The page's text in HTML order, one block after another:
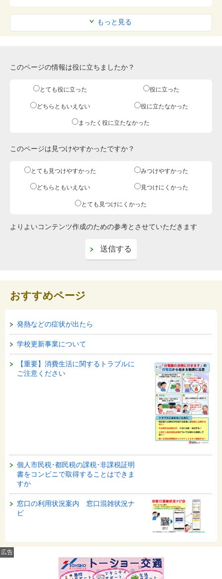
もっと見る
このページの情報は役に立ちましたか？
とても役に立った 役に立った
どちらともいえない 役に立たなかった
まったく役に立たなかった
このページは見つけやすかったですか？
とても見つけやすかった みつけやすかった
どちらともいえない 見つけにくかった
とても見つけにくかった
よりよいコンテンツ作成のための参考とさせていただきます
おすすめページ
発熱などの症状が出たら
学校更新事業について
【重要】消費生活に関するトラブルに
ご注意ください
個人市民税･都民税の課税･非課税証明
書をコンビニで取得することはできま
すか
窓口の利用状況案内 窓口混雑状況ナ
ビ
広告